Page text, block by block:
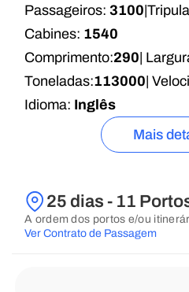
Passageiros: 3100
Cabines: 1540
Comprimento:290 |
Toneladas:113000 |
Idioma: Inglês
Mais
25 dias - 11
A ordem dos portos e/ou
Ver Contrato de Passagem